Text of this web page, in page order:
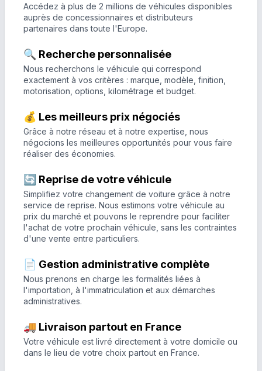
Accédez à plus de 2 millions de véhicules disponibles
auprès de concessionnaires et distributeurs
partenaires dans toute l'Europe.
🔍 Recherche personnalisée
Nous recherchons le véhicule qui correspond
exactement à vos critères : marque, modèle, finition,
motorisation, options, kilométrage et budget.
💰 Les meilleurs prix négociés
Grâce à notre réseau et à notre expertise, nous
négocions les meilleures opportunités pour vous faire
réaliser des économies.
🔄 Reprise de votre véhicule
Simplifiez votre changement de voiture grâce à notre
service de reprise. Nous estimons votre véhicule au
prix du marché et pouvons le reprendre pour faciliter
l'achat de votre prochain véhicule, sans les contraintes
d'une vente entre particuliers.
📄 Gestion administrative complète
Nous prenons en charge les formalités liées à
l'importation, à l'immatriculation et aux démarches
administratives.
🚚 Livraison partout en France
Votre véhicule est livré directement à votre domicile ou
dans le lieu de votre choix partout en France.